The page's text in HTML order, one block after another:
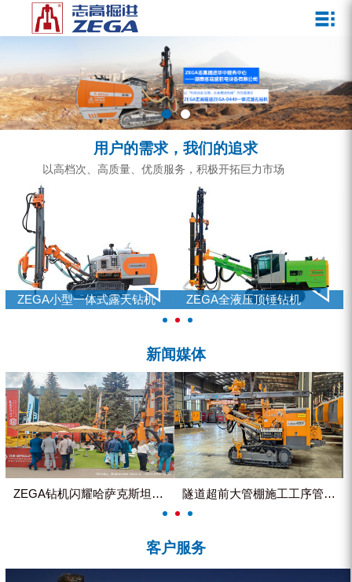
企业文化
发展历程
资质荣誉
宣传视频
公司新闻
行业动态
ZEGA一体式潜孔钻机
ZEGA地下掘进台车
ZEGA小型一体式露天钻机
ZEGA全液压顶锤钻机
锚固钻机系列
FY水井钻车系列
水井专用螺杆空压机
雾炮机
洗轮机
服务介绍
服务中心
营销网络
用户的需求，我们的追求
以高档次、高质量、优质服务，积极开拓巨力市场
ZEGA小型一体式露天钻机 ZEGA全液压顶锤钻机
新闻媒体
ZEGA钻机闪耀哈萨克斯坦国际... 隧道超前大管棚施工工序管理控制
客户服务